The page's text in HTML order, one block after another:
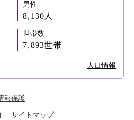
男性
8,130人
世帯数
7,893世帯
人口情報
報保護
サイトマップ